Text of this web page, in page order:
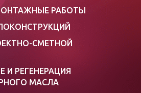
РАБОТЫ
СМЕТНОЙ
И РЕГЕНЕРАЦИЯ
МАСЛА